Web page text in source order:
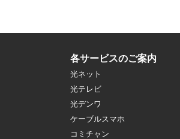
各サービスのご案内
光ネット
光テレビ
光デンワ
ケーブルスマホ
コミチャン